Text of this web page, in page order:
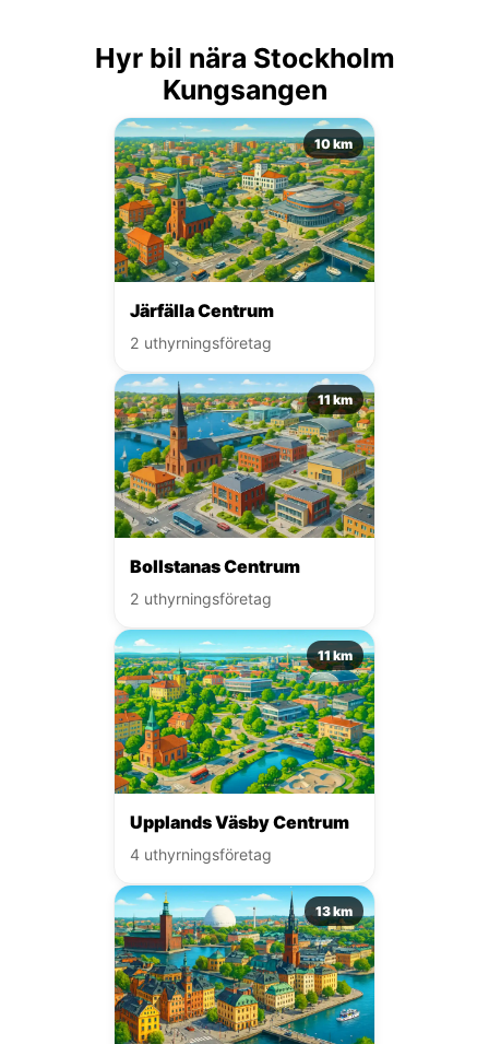
Hyr bil nära Stockholm
Kungsangen
10 km
Järfälla Centrum
2 uthyrningsföretag
11 km
Bollstanas Centrum
2 uthyrningsföretag
11 km
Upplands Väsby Centrum
4 uthyrningsföretag
13 km